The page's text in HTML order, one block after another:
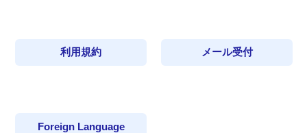
利用規約 メール受付
Foreign Language